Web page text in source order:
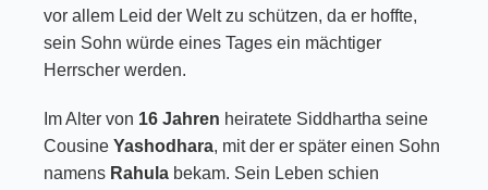
vor allem Leid der Welt zu schützen, da er hoffte,
sein Sohn würde eines Tages ein mächtiger
Herrscher werden.
Im Alter von 16 Jahren heiratete Siddhartha seine
Cousine Yashodhara, mit der er später einen Sohn
namens Rahula bekam. Sein Leben schien